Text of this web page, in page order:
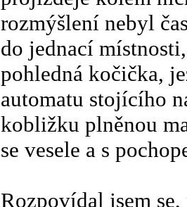
rozmýšlení nebyl
do jednací
pohledná kočička,
automatu stojícího
kobližku plněnou
se vesele a s
Rozpovídal jsem